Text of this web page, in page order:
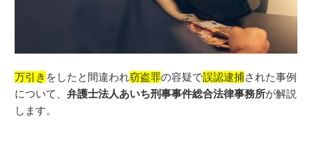
万引き をしたと間違われ窃盗罪の容疑で誤認逮捕された事例
について、弁護士法人あいち刑事事件総合法律事務所が解説
します。